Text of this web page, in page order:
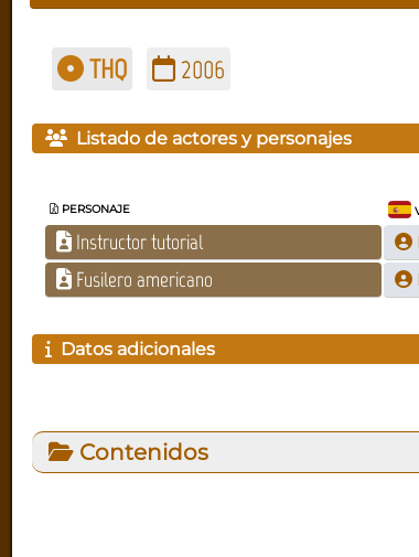
THQ 2006
Listado de actores y personajes
PERSONAJE
Instructor tutorial
Fusilero americano
Datos adicionales
Contenidos